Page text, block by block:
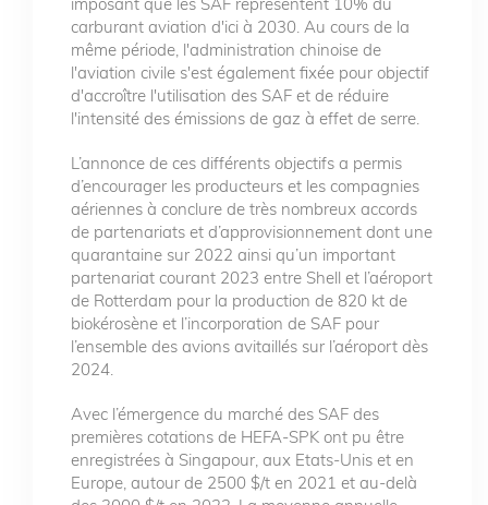
carburant aviation d'ici à 2030. Au cours de la
même période, l'administration chinoise de
l'aviation civile s'est également fixée pour objectif
d'accroître l'utilisation des SAF et de réduire
l'intensité des émissions de gaz à effet de serre.
L’annonce de ces différents objectifs a permis
d’encourager les producteurs et les compagnies
aériennes à conclure de très nombreux accords
de partenariats et d’approvisionnement dont une
quarantaine sur 2022 ainsi qu’un important
partenariat courant 2023 entre Shell et l’aéroport
de Rotterdam pour la production de 820 kt de
biokérosène et l’incorporation de SAF pour
l’ensemble des avions avitaillés sur l’aéroport dès
2024.
Avec l’émergence du marché des SAF des
premières cotations de HEFA-SPK ont pu être
enregistrées à Singapour, aux Etats-Unis et en
Europe, autour de 2500 $/t en 2021 et au-delà